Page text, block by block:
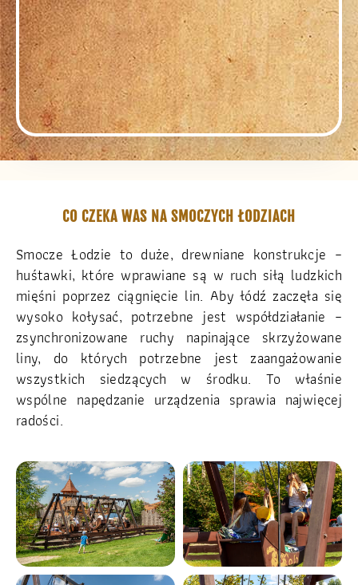
CO CZEKA WAS NA SMOCZYCH ŁODZIACH
Smocze Łodzie to duże, drewniane konstrukcje –
huśtawki, które wprawiane są w ruch siłą ludzkich
mięśni poprzez ciągnięcie lin. Aby łódź zaczęła się
wysoko kołysać, potrzebne jest współdziałanie –
zsynchronizowane ruchy napinające skrzyżowane
liny, do których potrzebne jest zaangażowanie
wszystkich siedzących w środku. To właśnie
wspólne napędzanie urządzenia sprawia najwięcej
radości.